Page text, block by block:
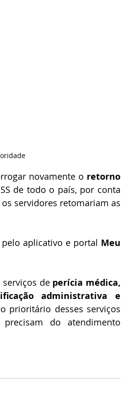
novamente o retorno
de todo o país, por conta
servidores retomariam as
aplicativo e portal Meu
de perícia médica,
administrativa e
prioritário desses serviços
do atendimento